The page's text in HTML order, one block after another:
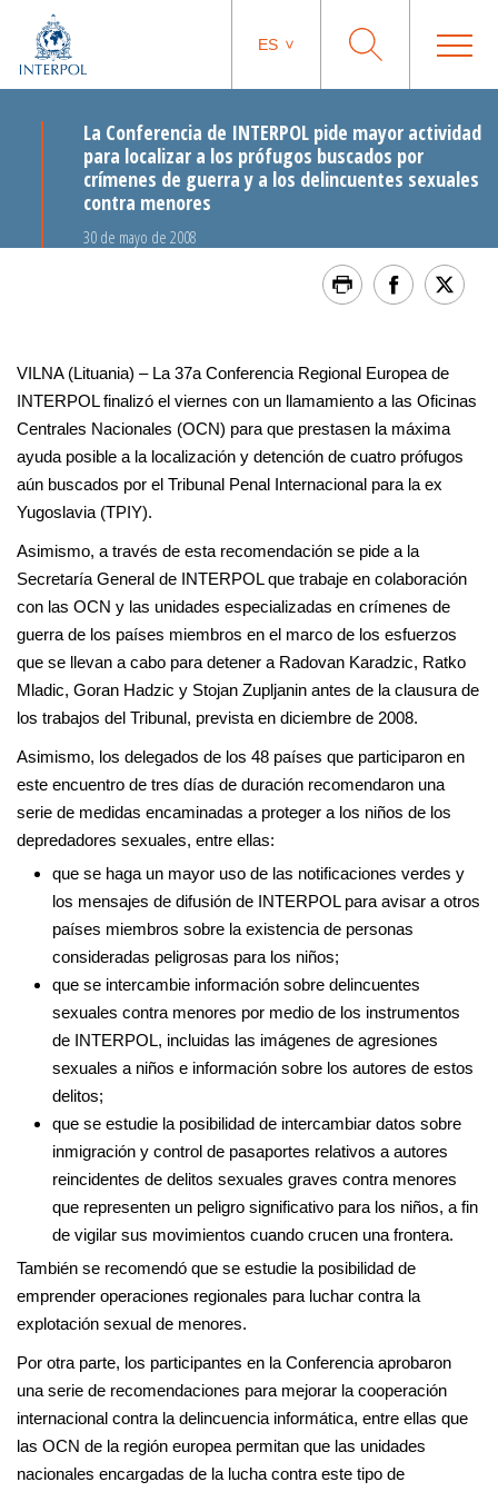
ES
La Conferencia de INTERPOL pide mayor actividad
para localizar a los prófugos buscados por
crímenes de guerra y a los delincuentes sexuales
contra menores
30 de mayo de 2008
VILNA (Lituania) – La 37a Conferencia Regional Europea de
INTERPOL finalizó el viernes con un llamamiento a las Oficinas
Centrales Nacionales (OCN) para que prestasen la máxima
ayuda posible a la localización y detención de cuatro prófugos
aún buscados por el Tribunal Penal Internacional para la ex
Yugoslavia (TPIY).
Asimismo, a través de esta recomendación se pide a la
Secretaría General de INTERPOL que trabaje en colaboración
con las OCN y las unidades especializadas en crímenes de
guerra de los países miembros en el marco de los esfuerzos
que se llevan a cabo para detener a Radovan Karadzic, Ratko
Mladic, Goran Hadzic y Stojan Zupljanin antes de la clausura de
los trabajos del Tribunal, prevista en diciembre de 2008.
Asimismo, los delegados de los 48 países que participaron en
este encuentro de tres días de duración recomendaron una
serie de medidas encaminadas a proteger a los niños de los
depredadores sexuales, entre ellas:
que se haga un mayor uso de las notificaciones verdes y
los mensajes de difusión de INTERPOL para avisar a otros
países miembros sobre la existencia de personas
consideradas peligrosas para los niños;
que se intercambie información sobre delincuentes
sexuales contra menores por medio de los instrumentos
de INTERPOL, incluidas las imágenes de agresiones
sexuales a niños e información sobre los autores de estos
delitos;
que se estudie la posibilidad de intercambiar datos sobre
inmigración y control de pasaportes relativos a autores
reincidentes de delitos sexuales graves contra menores
que representen un peligro significativo para los niños, a fin
de vigilar sus movimientos cuando crucen una frontera.
También se recomendó que se estudie la posibilidad de
emprender operaciones regionales para luchar contra la
explotación sexual de menores.
Por otra parte, los participantes en la Conferencia aprobaron
una serie de recomendaciones para mejorar la cooperación
internacional contra la delincuencia informática, entre ellas que
las OCN de la región europea permitan que las unidades
nacionales encargadas de la lucha contra este tipo de